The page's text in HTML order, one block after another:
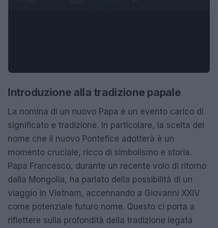
Introduzione alla tradizione papale
La nomina di un nuovo Papa è un evento carico di
significato e tradizione. In particolare, la scelta del
nome che il nuovo Pontefice adotterà è un
momento cruciale, ricco di simbolismo e storia.
Papa Francesco, durante un recente volo di ritorno
dalla Mongolia, ha parlato della possibilità di un
viaggio in Vietnam, accennando a Giovanni XXIV
come potenziale futuro nome. Questo ci porta a
riflettere sulla profondità della tradizione legata